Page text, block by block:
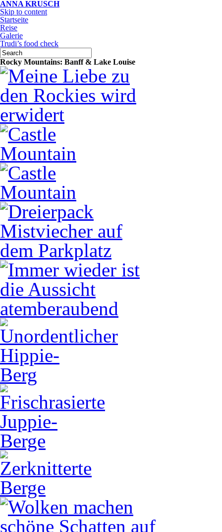
ANNA KRUSCH
Skip to content
Startseite
Reise
Galerie
Trudi’s food check
Rocky Mountains: Banff & Lake Louise